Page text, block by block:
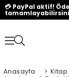
💳 PayPal aktif!
Anasayfa > Kitap